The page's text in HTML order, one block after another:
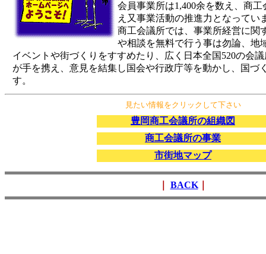
会員事業所は1,400余を数え、商
え又事業活動の推進力となってい
商工会議所では、事業所経営に関
や相談を無料で行う事は勿論、地
イベントや街づくりをすすめたり、広く日本全国520の会
が手を携え、意見を結集し国会や行政庁等を動かし、国づ
す。
見たい情報をクリックして下さい
豊岡商工会議所の組織図
商工会議所の事業
市街地マップ
BACK｜